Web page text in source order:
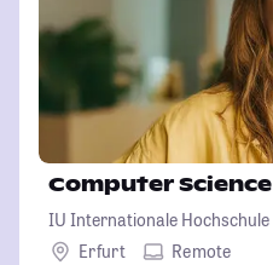
Computer Science
IU Internationale Hochschule
Erfurt
Remote